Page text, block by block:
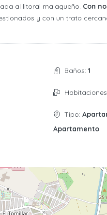
al litoral malagueño. Con
y con un trato
Baños: 1
Tipo:
Apartamento